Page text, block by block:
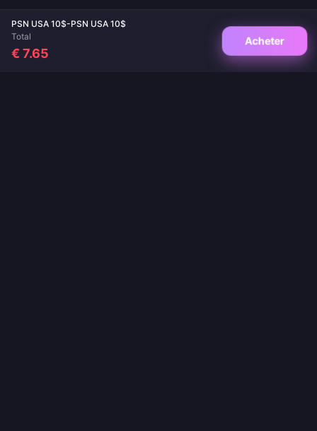
PSN USA 10$-PSN USA 10$
Total
€ 7.65
Acheter